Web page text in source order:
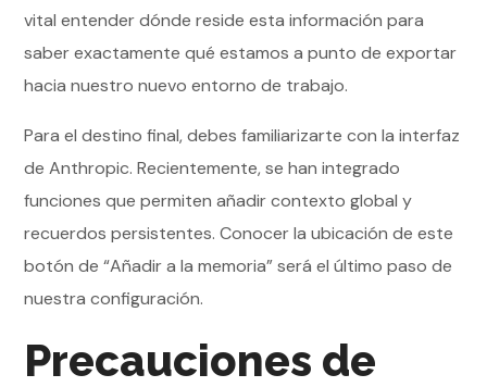
vital entender dónde reside esta información para
saber exactamente qué estamos a punto de exportar
hacia nuestro nuevo entorno de trabajo.
Para el destino final, debes familiarizarte con la interfaz
de Anthropic. Recientemente, se han integrado
funciones que permiten añadir contexto global y
recuerdos persistentes. Conocer la ubicación de este
botón de “Añadir a la memoria” será el último paso de
nuestra configuración.
Precauciones de